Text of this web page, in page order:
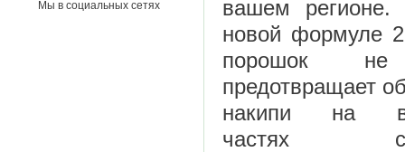
Мы в социальных сетях
вашем регионе.
новой формуле
порошок не
предотвращает
накипи на
частях